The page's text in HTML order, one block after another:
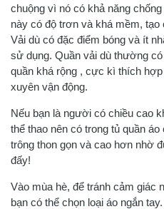
chuộng vì nó có khả năng
này có độ trơn và khá mềm,
Vải dù có đặc điểm bóng và ít
sử dụng. Quần vải dù thường
quần khá rộng , cực kì thích
xuyên vận động.
Nếu bạn là người có chiều cao
thể thao nên có trong tủ quần
trông thon gọn và cao hơn nhờ
đấy!
Vào mùa hè, để tránh cảm giác
bạn có thể chọn loại áo ngắn